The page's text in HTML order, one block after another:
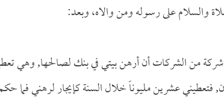
والسلام على رسوله ومن والاه، وبعد:
فتعطيني عشرين مليوناً خلال السنة كإيجار لرهني فما